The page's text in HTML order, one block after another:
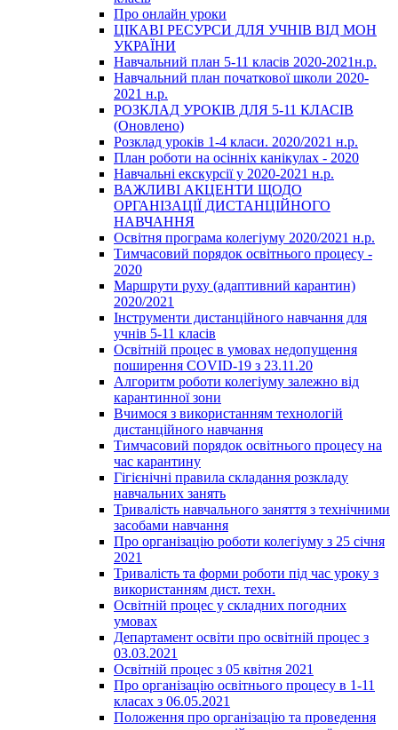
Про онлайн уроки
ЦІКАВІ РЕСУРСИ ДЛЯ УЧНІВ ВІД МОН
УКРАЇНИ
Навчальний план 5-11 класів 2020-2021н.р.
Навчальний план початкової школи 2020-
2021 н.р.
РОЗКЛАД УРОКІВ ДЛЯ 5-11 КЛАСІВ
(Оновлено)
Розклад уроків 1-4 класи. 2020/2021 н.р.
План роботи на осінніх канікулах - 2020
Навчальні екскурсії у 2020-2021 н.р.
ВАЖЛИВІ АКЦЕНТИ ЩОДО
ОРГАНІЗАЦІЇ ДИСТАНЦІЙНОГО
НАВЧАННЯ
Освітня програма колегіуму 2020/2021 н.р.
Тимчасовий порядок освітнього процесу -
2020
Маршрути руху (адаптивний карантин)
2020/2021
Інструменти дистанційного навчання для
учнів 5-11 класів
Освітній процес в умовах недопущення
поширення COVID-19 з 23.11.20
Алгоритм роботи колегіуму залежно від
карантинної зони
Вчимося з використанням технологій
дистанційного навчання
Тимчасовий порядок освітнього процесу на
час карантину
Гігієнічні правила складання розкладу
навчальних занять
Тривалість навчального заняття з технічними
засобами навчання
Про організацію роботи колегіуму з 25 січня
2021
Тривалість та форми роботи під час уроку з
використанням дист. техн.
Освітній процес у складних погодних
умовах
Департамент освіти про освітній процес з
03.03.2021
Освітній процес з 05 квітня 2021
Про організацію освітнього процесу в 1-11
класах з 06.05.2021
Положення про організацію та проведення